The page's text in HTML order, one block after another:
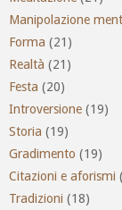
Manipolazione
Forma (21)
Realtà (21)
Festa (20)
Introversione (19)
Storia (19)
Gradimento (19)
Citazioni e aforismi
Tradizioni (18)